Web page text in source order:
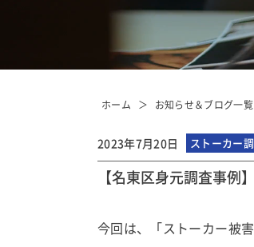
ホーム お知らせ＆ブログ一覧
2023年7月20日 ストーカー
【名東区身元調査事例
今回は、「ストーカー被